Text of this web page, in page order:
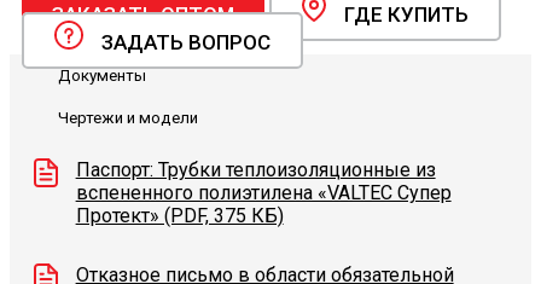
ЗАКАЗАТЬ ОПТОМ
ГДЕ КУПИТЬ
ЗАДАТЬ ВОПРОС
Документы
Чертежи и модели
Паспорт: Трубки теплоизоляционные из
вспененного полиэтилена «VALTEC Супер
Протект» (PDF, 375 КБ)
Отказное письмо в области обязательной